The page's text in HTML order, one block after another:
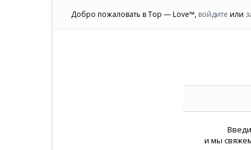
Добро пожаловать в Top — Love™, войдите или
и мы